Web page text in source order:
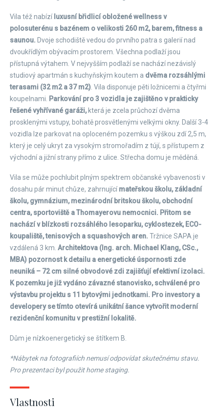
Vila též nabízíluxusní břidlicí obložené wellness v
polosuterénu s bazénem o velikosti 260 m2, barem, fitness a
saunou. Dvoje schodiště vedou do prvního patra s galerií nad
dvoukřídlým obývacím prostorem. Všechna podlaží jsou
přístupná výtahem. V nejvyšším podlaží se nachází nezávislý
studiový apartmán s kuchyňským koutem a dvěma rozsáhlými
terasami (32 m2 a 37 m2) . Vila disponuje pěti ložnicemi a čtyřmi
koupelnami.
Parkování pro 3 vozidla je zajištěno v prakticky
řešené vyhřívané garáži,která je zcela průchozí dvěma
prosklenými vstupy, bohatě prosvětlenými velkými okny. Další 3-4
vozidla lze parkovat na oploceném pozemku s výškou zdí 2,5 m,
který je celý ukryt za vysokým stromořadím z tújí, s přístupem z
východní a jižní strany přímo z ulice. Střecha domu je měděná.
Vila se může pochlubit plným spektrem občanské vybavenosti v
dosahu pár minut chůze, zahrnujícímateřskou školu, základní
školu, gymnázium, mezinárodní britskou školu, obchodní
centra, sportoviště a Thomayerovu nemocnici. Přitom se
nachází v blízkosti rozsáhlého lesoparku, cyklostezek, ECO-
koupaliště, tenisových a squashových aren. Tržnice SAPA je
vzdálená 3 km. Architektova (Ing. arch. Michael Klang, CSc.,
MBA) pozornost k detailu a energetické úspornosti zde
neuniká – 72 cm silné obvodové zdi zajišťují efektivní izolaci.
K pozemku je již vydáno závazné stanovisko, schválené pro
výstavbu projektu s 11 bytovými jednotkami. Pro investory a
developery se tímto otevírá unikátní šance vytvořit moderní
rezidenční komunitu v prestižní lokalitě.
Dům je nízkoenergetický se štítkem B.
*Nábytek na fotografiích nemusí odpovídat skutečnému stavu.
Pro prezentaci byl použit home staging.
Vlastnosti